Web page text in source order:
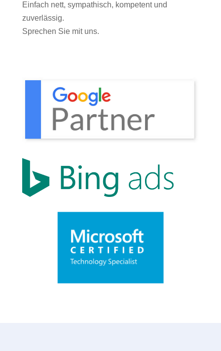
Einfach nett, sympathisch, kompetent und
zuverlässig.
Sprechen Sie mit uns.